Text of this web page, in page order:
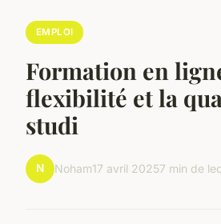
EMPLOI
Formation en
flexibilité et la
studi
N Noham17 avril 20257 min de